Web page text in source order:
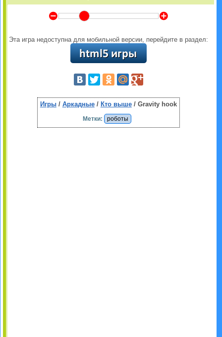
Y Z
Эта игра недоступна для мобильной версии, перейдите в раздел:
Игры/ Аркадные/ Кто выше/ Gravity hook
Метки: роботы